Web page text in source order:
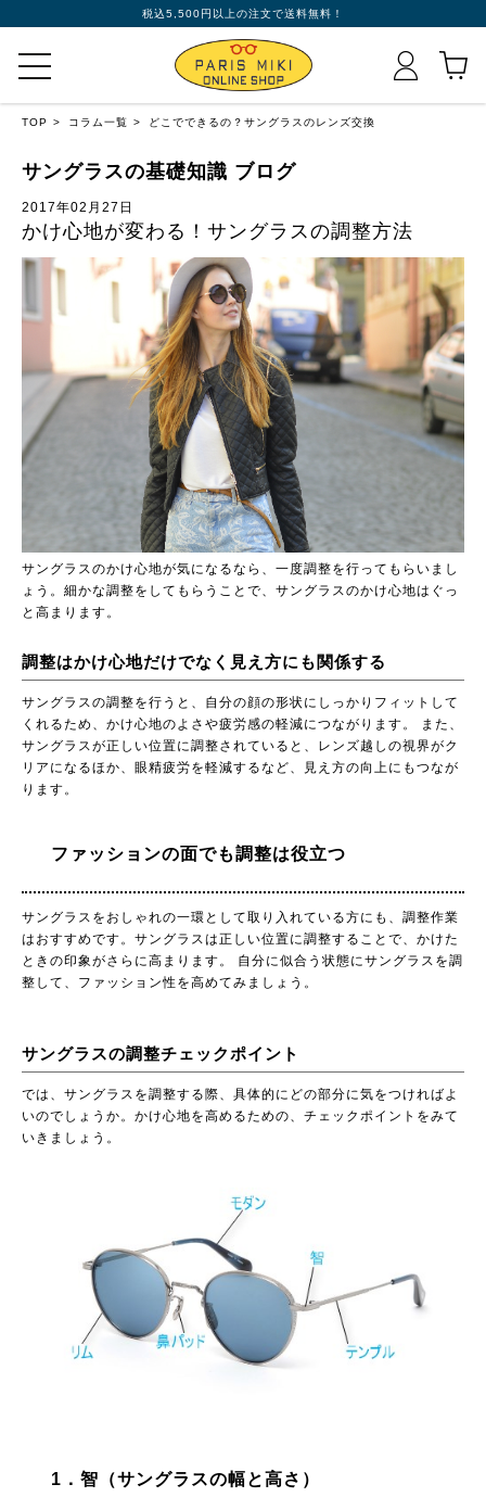
税込5,500円以上の注文で送料無料！
TOP コラム一覧 どこでできるの？サングラスのレンズ交換
サングラスの基礎知識 ブログ
2017年02月27日
かけ心地が変わる！サングラスの調整方法
サングラスのかけ心地が気になるなら、一度調整を行ってもらいまし
ょう。細かな調整をしてもらうことで、サングラスのかけ心地はぐっ
と高まります。
調整はかけ心地だけでなく見え方にも関係する
サングラスの調整を行うと、自分の顔の形状にしっかりフィットして
くれるため、かけ心地のよさや疲労感の軽減につながります。 また、
サングラスが正しい位置に調整されていると、レンズ越しの視界がク
リアになるほか、眼精疲労を軽減するなど、見え方の向上にもつなが
ります。
ファッションの面でも調整は役立つ
サングラスをおしゃれの一環として取り入れている方にも、調整作業
はおすすめです。サングラスは正しい位置に調整することで、かけた
ときの印象がさらに高まります。 自分に似合う状態にサングラスを調
整して、ファッション性を高めてみましょう。
サングラスの調整チェックポイント
では、サングラスを調整する際、具体的にどの部分に気をつければよ
いのでしょうか。かけ心地を高めるための、チェックポイントをみて
いきましょう。
1．智（サングラスの幅と高さ）